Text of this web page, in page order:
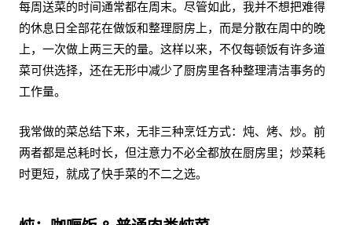
每周送菜的时间通常都在周末。尽管如此，我并不想把难得
的休息日全部花在做饭和整理厨房上，而是分散在周中的晚
上，一次做上两三天的量。这样以来，不仅每顿饭有许多道
菜可供选择，还在无形中减少了厨房里各种整理清洁事务的
工作量。
我常做的菜总结下来，无非三种烹饪方式：炖、烤、炒。前
两者都是总耗时长，但注意力不必全都放在厨房里；炒菜耗
时更短，就成了快手菜的不二之选。